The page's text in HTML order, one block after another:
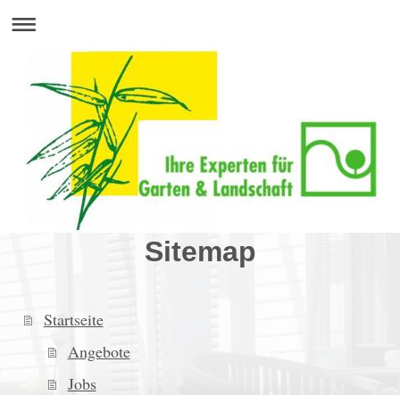
Sitemap
Startseite
Angebote
Jobs